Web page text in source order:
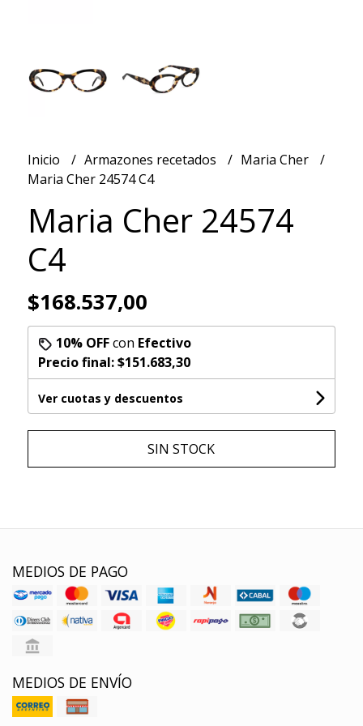
Inicio Armazones recetados
Maria Cher
Maria Cher 24574 C4
Maria Cher 24574
C4
$168.537,00
10% OFFcon Efectivo
Precio final:$151.683,30
Ver cuotas y descuentos
SIN STOCK
MEDIOS DE PAGO
MEDIOS DE ENVÍO